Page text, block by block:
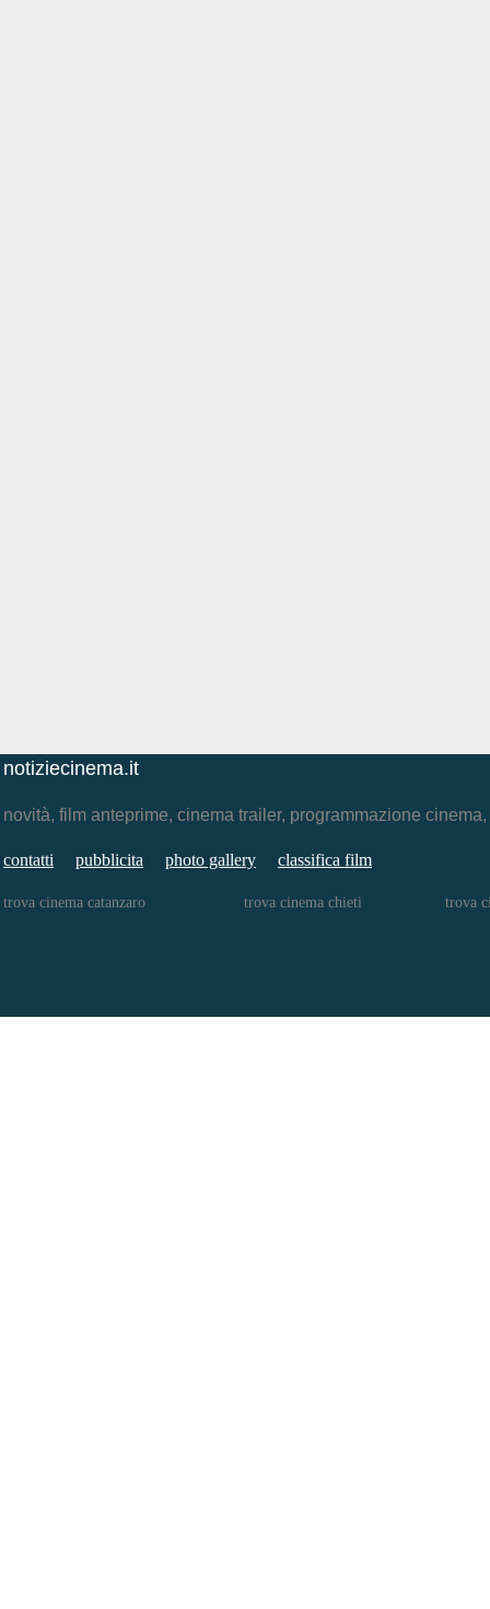
notiziecinema.it
novità, film anteprime, cinema trailer, programmazione
contatti pubblicita photo gallery classifica film
trova cinema catanzaro trova cinema chieti trova